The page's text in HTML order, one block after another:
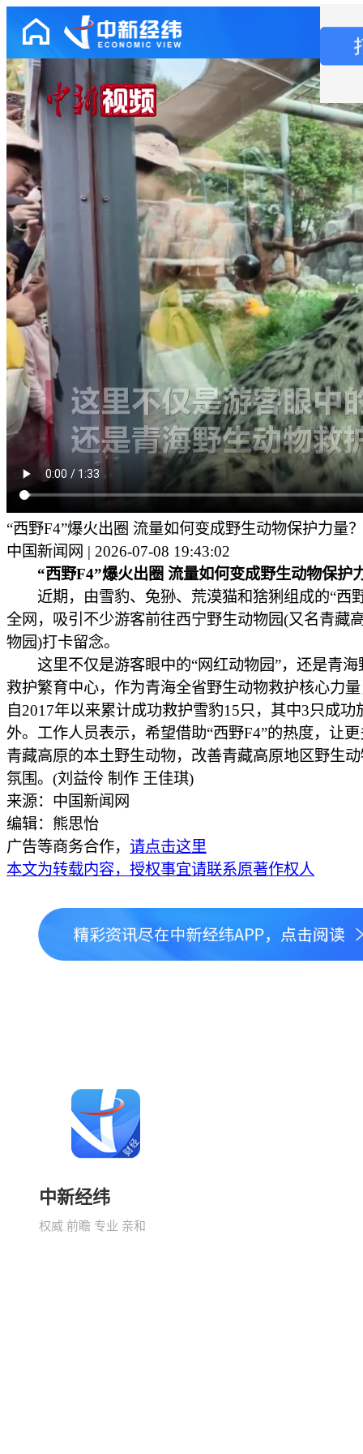
“西野F4”爆火出圈 流量如何变成野生动物保护力量？
中国新闻网 | 2026-07-08 19:43:02
“西野F4”爆火出圈 流量如何变成野生动物保护
近期，由雪豹、兔狲、荒漠猫和猞猁组成的“西
全网，吸引不少游客前往西宁野生动物园(又名青藏
物园)打卡留念。
这里不仅是游客眼中的“网红动物园”，还是青海
救护繁育中心，作为青海全省野生动物救护核心力
自2017年以来累计成功救护雪豹15只，其中3只成功
外。工作人员表示，希望借助“西野F4”的热度，让
青藏高原的本土野生动物，改善青藏高原地区野生
氛围。(刘益伶 制作 王佳琪)
来源：中国新闻网
编辑：熊思怡
广告等商务合作， 请点击这里
本文为转载内容，授权事宜请联系原著作权人
中新经纬
权威 前瞻 专业 亲和